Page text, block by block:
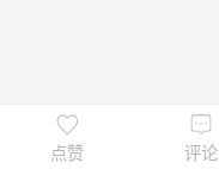
点赞 评论